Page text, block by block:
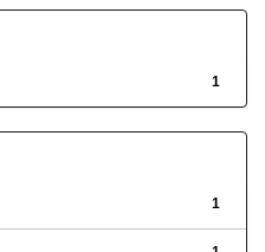
1
1